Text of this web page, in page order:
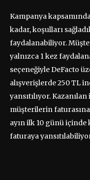
Kampanya
kadar, koşulları
faydalanabiliyor.
yalnızca 1 kez
seçeneğiyle DeFacto
alışverişlerde 250 TL
yansıtılıyor.
müşterilerin
ayın ilk 10 günü
faturaya